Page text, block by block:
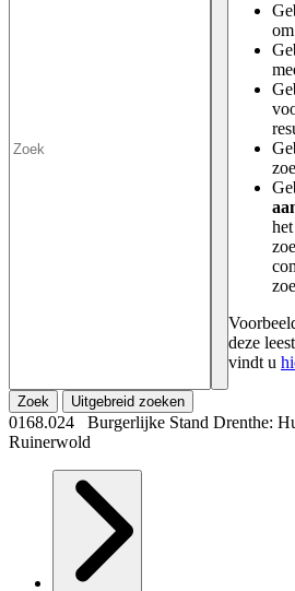
deze
vindt u
Zoek Uitgebreid zoeken
0168.024 Burgerlijke Stand Drenthe:
Ruinerwold